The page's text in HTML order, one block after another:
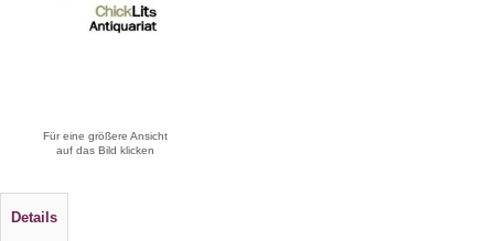
Für eine größere Ansicht
auf das Bild klicken
Details